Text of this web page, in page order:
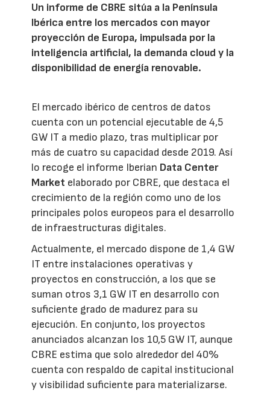
Un informe de CBRE sitúa a la Península
Ibérica entre los mercados con mayor
proyección de Europa, impulsada por la
inteligencia artificial, la demanda cloud y la
disponibilidad de energía renovable.
El mercado ibérico de centros de datos
cuenta con un potencial ejecutable de 4,5
GW IT a medio plazo, tras multiplicar por
más de cuatro su capacidad desde 2019. Así
lo recoge el informe Iberian Data Center
Market elaborado por CBRE, que destaca el
crecimiento de la región como uno de los
principales polos europeos para el desarrollo
de infraestructuras digitales.
Actualmente, el mercado dispone de 1,4 GW
IT entre instalaciones operativas y
proyectos en construcción, a los que se
suman otros 3,1 GW IT en desarrollo con
suficiente grado de madurez para su
ejecución. En conjunto, los proyectos
anunciados alcanzan los 10,5 GW IT, aunque
CBRE estima que solo alrededor del 40%
cuenta con respaldo de capital institucional
y visibilidad suficiente para materializarse.